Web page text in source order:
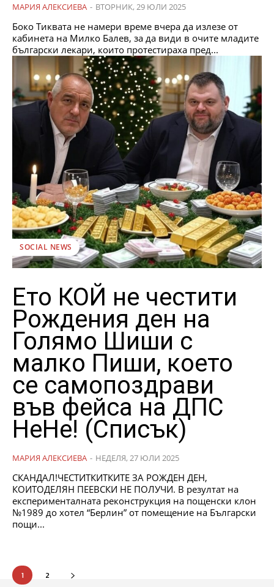
МАРИЯ АЛЕКСИЕВА - ВТОРНИК, 29 ЮЛИ 2025
Боко Тиквата не намери време вчера да излезе от
кабинета на Милко Балев, за да види в очите младите
български лекари, които протестираха пред...
SOCIAL NEWS
Ето КОЙ не честити
Рождения ден на
Голямо Шиши с
малко Пиши, което
се самопоздрави
във фейса на ДПС
НеНе! (Списък)
МАРИЯ АЛЕКСИЕВА - НЕДЕЛЯ, 27 ЮЛИ 2025
СКАНДАЛ!ЧЕСТИТКИТКИТЕ ЗА РОЖДЕН ДЕН,
КОИТОДЕЛЯН ПЕЕВСКИ НЕ ПОЛУЧИ. В резултат на
експерименталната реконструкция на пощенски клон
№1989 до хотел “Берлин” от помещение на Български
пощи...
1 2